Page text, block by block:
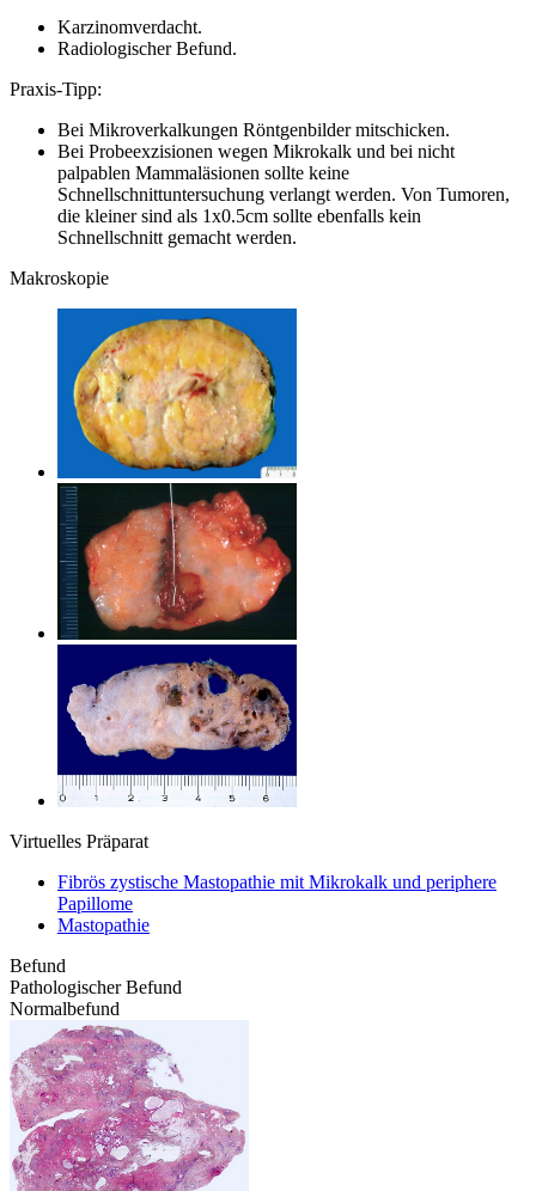
Karzinomverdacht.
Radiologischer Befund.
Praxis-Tipp:
Bei Mikroverkalkungen Röntgenbilder mitschicken.
Bei Probeexzisionen wegen Mikrokalk und bei nicht
palpablen Mammaläsionen sollte keine
Schnellschnittuntersuchung verlangt werden. Von Tumoren,
die kleiner sind als 1x0.5cm sollte ebenfalls kein
Schnellschnitt gemacht werden.
Makroskopie
Virtuelles Präparat
Fibrös zystische Mastopathie mit Mikrokalk und periphere
Papillome
Mastopathie
Befund
Pathologischer Befund
Normalbefund